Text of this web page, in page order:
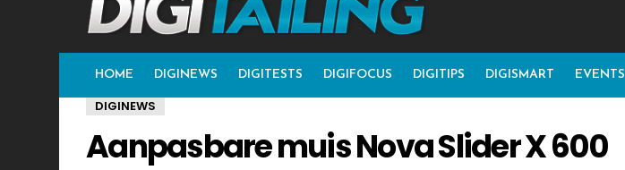
HOME DIGINEWS DIGITESTS DIGIFOCUS DIGITIPS DIGISMART EVENTS
DIGINEWS
Aanpasbare muis Nova Slider X 600